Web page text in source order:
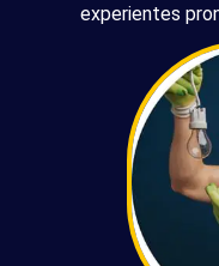
experientes